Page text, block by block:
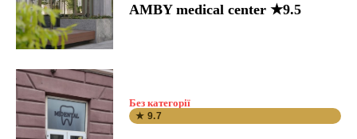
AMBY medical center ★9.5
Без категорії
★ 9.7